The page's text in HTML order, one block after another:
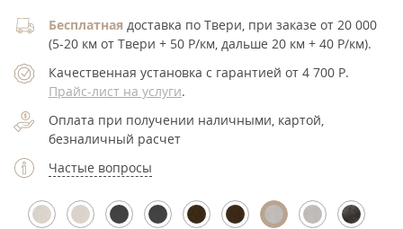
Бесплатная доставка по Твери, при заказе от 20 000
(5-20 км от Твери + 50 Р/км, дальше 20 км + 40 Р/км).
Качественная установка с гарантией от 4 700 Р.
Прайс-лист на услуги.
Оплата при получении наличными, картой,
безналичный расчет
Частые вопросы